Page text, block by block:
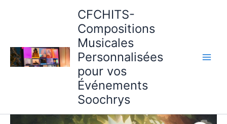
CFCHITS-
Compositions
Musicales
Personnalisées
pour vos
Événements
Soochrys